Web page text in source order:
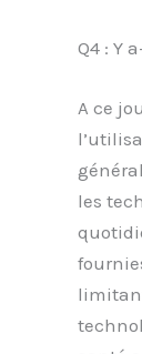
Q4 : Y
A ce
les